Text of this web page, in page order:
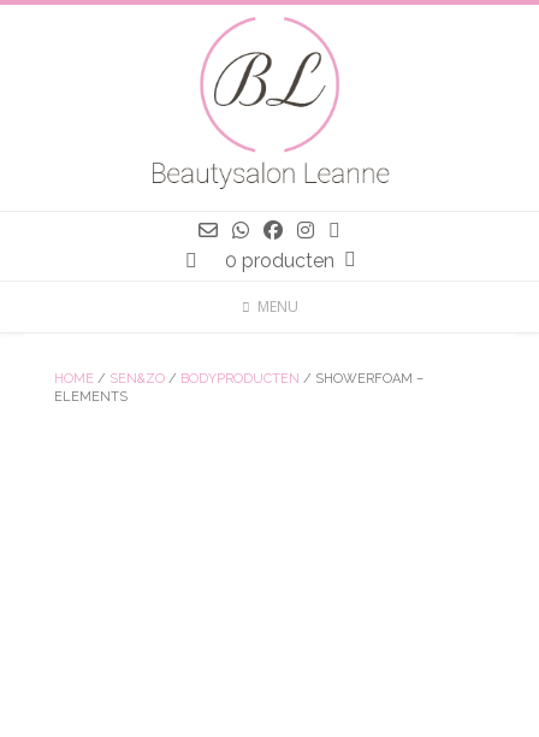
0 producten
MENU
HOME / SEN&ZO / BODYPRODUCTEN / SHOWERFOAM –
ELEMENTS